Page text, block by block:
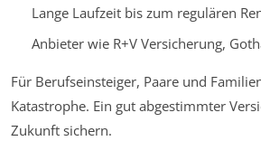
Lange Laufzeit bis zum regulären
Anbieter wie R+V Versicherung,
Für Berufseinsteiger, Paare und
Katastrophe. Ein gut abgestimmter
Zukunft sichern.